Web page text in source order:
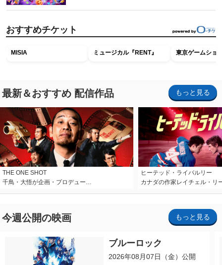
おすすめチケット
MISIA ミュージカル『RENT』 東京ゲームショ
最新＆おすすめ 配信作品 もっと見る
THE ONE SHOT
千鳥・大悟が企画・プロデュー…
ヒーテッド・ライバルリー
カナダの作家レイチェル・リ
今週公開の映画 もっと見る
ブルーロック
2026年08月07日（金）公開